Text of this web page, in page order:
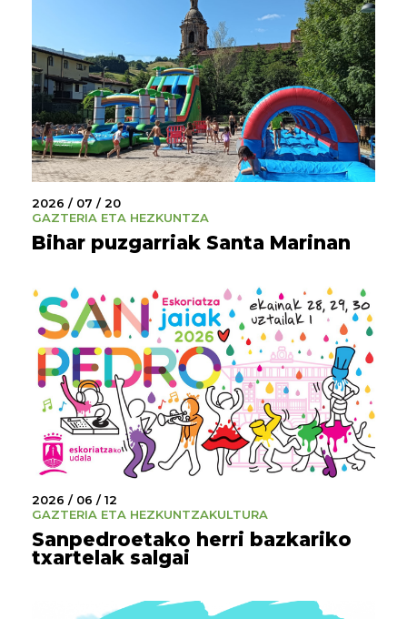
2026 / 07 / 20
GAZTERIA ETA HEZKUNTZA
Bihar puzgarriak Santa Marinan
2026 / 06 / 12
GAZTERIA ETA HEZKUNTZAKULTURA
Sanpedroetako herri bazkariko
txartelak salgai